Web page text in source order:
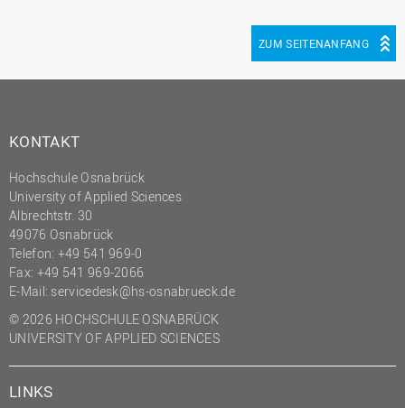
ZUM SEITENANFANG
KONTAKT
Hochschule Osnabrück
University of Applied Sciences
Albrechtstr. 30
49076 Osnabrück
Telefon: +49 541 969-0
Fax: +49 541 969-2066
E-Mail: servicedesk@hs-osnabrueck.de
© 2026 HOCHSCHULE OSNABRÜCK
UNIVERSITY OF APPLIED SCIENCES
LINKS